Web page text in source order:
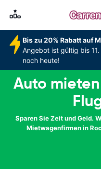
Bis zu 20% Rabatt auf
Angebot ist gültig bis
noch heute!
Auto
Sparen Sie Zeit und Geld.
Mietwagenfirmen in